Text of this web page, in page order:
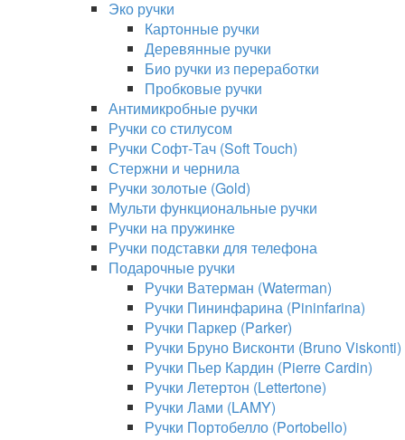
Эко ручки
Картонные ручки
Деревянные ручки
Био ручки из переработки
Пробковые ручки
Антимикробные ручки
Ручки со стилусом
Ручки Софт-Тач (Soft Touch)
Стержни и чернила
Ручки золотые (Gold)
Мульти функциональные ручки
Ручки на пружинке
Ручки подставки для телефона
Подарочные ручки
Ручки Ватерман (Waterman)
Ручки Пининфарина (Pininfarina)
Ручки Паркер (Parker)
Ручки Бруно Висконти (Bruno Viskonti)
Ручки Пьер Кардин (Pierre Cardin)
Ручки Летертон (Lettertone)
Ручки Лами (LAMY)
Ручки Портобелло (Portobello)